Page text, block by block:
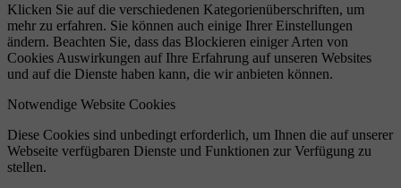
Klicken Sie auf die verschiedenen Kategorienüberschriften, um
mehr zu erfahren. Sie können auch einige Ihrer Einstellungen
ändern. Beachten Sie, dass das Blockieren einiger Arten von
Cookies Auswirkungen auf Ihre Erfahrung auf unseren Websites
und auf die Dienste haben kann, die wir anbieten können.
Notwendige Website Cookies
Diese Cookies sind unbedingt erforderlich, um Ihnen die auf unserer
Webseite verfügbaren Dienste und Funktionen zur Verfügung zu
stellen.